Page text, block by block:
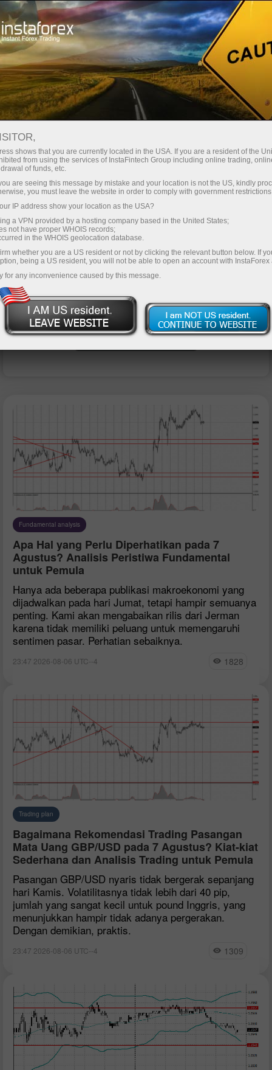
Untuk Pemula Analisis untuk Pemula
Analisis untuk Pemula
Bagi anda yang baru saja memulai trading Forex,
kami telah menyiapkan ragam pilihan bahan analitis.
Artikel ini akan membantu anda memilih instrumen
keuangan, menunjukkan cara bekerja dengan
analisis teknikal, dan memberikan anda ide
mengenai cara mengembangkan strategi trading
anda sendiri.
Buka akun trading
Buka akun demo
Fundamental analysis
Apa Hal yang Perlu Diperhatikan pada 7
Agustus? Analisis Peristiwa Fundamental
untuk Pemula
Hanya ada beberapa publikasi makroekonomi yang
dijadwalkan pada hari Jumat, tetapi hampir semuanya
penting. Kami akan mengabaikan rilis dari Jerman
karena tidak memiliki peluang untuk memengaruhi
sentimen pasar. Perhatian sebaiknya.
23:47 2026-08-06 UTC--4 1828
Trading plan
Bagaimana Rekomendasi Trading Pasangan
Mata Uang GBP/USD pada 7 Agustus? Kiat-kiat
Sederhana dan Analisis Trading untuk Pemula
Pasangan GBP/USD nyaris tidak bergerak sepanjang
hari Kamis. Volatilitasnya tidak lebih dari 40 pip,
jumlah yang sangat kecil untuk pound Inggris, yang
menunjukkan hampir tidak adanya pergerakan.
Dengan demikian, praktis.
23:47 2026-08-06 UTC--4 1309
shows that you are currently located in the USA. If you are a resident of the
from using the services of InstaFintech Group including online trading,
of funds, etc.
are seeing this message by mistake and your location is not the US, kindly
you must leave the website in order to comply with government
IP address show your location as the USA?
a VPN provided by a hosting company based in the United States;
not have proper WHOIS records;
in the WHOIS geolocation database.
whether you are a US resident or not by clicking the relevant button below. If
being a US resident, you will not be able to open an account with InstaForex
for any inconvenience caused by this message.